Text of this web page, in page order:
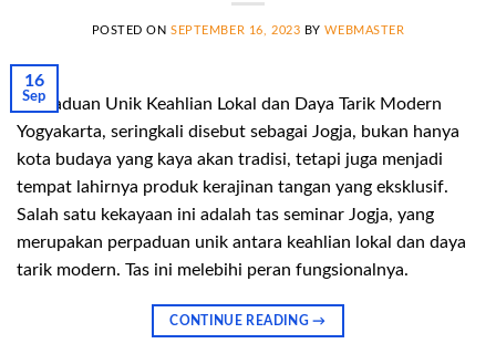
POSTED ONSEPTEMBER 16, 2023 BYWEBMASTER
16
Sep
Perpaduan Unik Keahlian Lokal dan Daya Tarik Modern
Yogyakarta, seringkali disebut sebagai Jogja, bukan hanya
kota budaya yang kaya akan tradisi, tetapi juga menjadi
tempat lahirnya produk kerajinan tangan yang eksklusif.
Salah satu kekayaan ini adalah tas seminar Jogja, yang
merupakan perpaduan unik antara keahlian lokal dan daya
tarik modern. Tas ini melebihi peran fungsionalnya.
CONTINUE READING→